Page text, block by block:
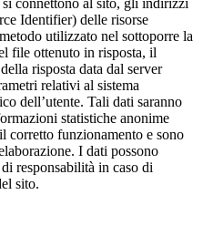
connettono al sito, gli indirizzi
Identifier) delle risorse
utilizzato nel sottoporre la
file ottenuto in risposta, il
risposta data dal server
relativi al sistema
dell’utente. Tali dati saranno
statistiche anonime
corretto funzionamento e sono
I dati possono
responsabilità in caso di
sito.